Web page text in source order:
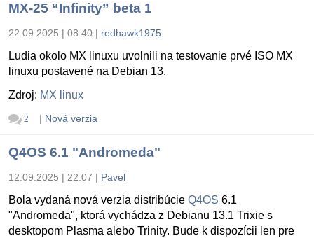
MX-25 “Infinity” beta 1
22.09.2025 | 08:40 | redhawk1975
Ludia okolo MX linuxu uvolnili na testovanie prvé ISO MX
linuxu postavené na Debian 13.
Zdroj: MX linux
2 | Nová verzia
Q4OS 6.1 "Andromeda"
12.09.2025 | 22:07 | Pavel
Bola vydaná nová verzia distribúcie Q4OS 6.1
"Andromeda", ktorá vychádza z Debianu 13.1 Trixie s
desktopom Plasma alebo Trinity. Bude k dispozícii len pre